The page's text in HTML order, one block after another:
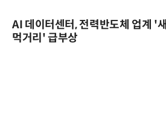
AI 데이터센터, 전력반도체 업계 '새
먹거리' 급부상